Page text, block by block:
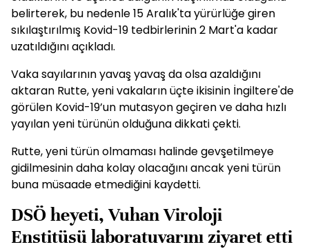
belirterek, bu nedenle 15 Aralık'ta yürürlüğe giren
sıkılaştırılmış Kovid-19 tedbirlerinin 2 Mart'a kadar
uzatıldığını açıkladı.
Vaka sayılarının yavaş yavaş da olsa azaldığını
aktaran Rutte, yeni vakaların üçte ikisinin İngiltere'de
görülen Kovid-19’un mutasyon geçiren ve daha hızlı
yayılan yeni türünün olduğuna dikkati çekti.
Rutte, yeni türün olmaması halinde gevşetilmeye
gidilmesinin daha kolay olacağını ancak yeni türün
buna müsaade etmediğini kaydetti.
DSÖ heyeti, Vuhan Viroloji
Enstitüsü laboratuvarını ziyaret etti